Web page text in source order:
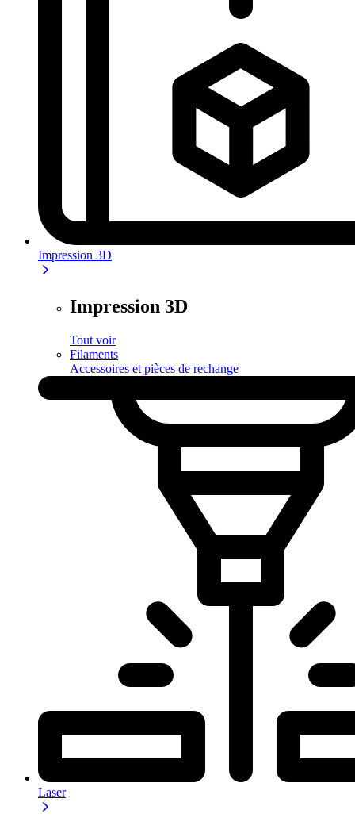
Impression 3D
Impression 3D
Tout voir
Filaments
Accessoires et pièces de rechange
Laser